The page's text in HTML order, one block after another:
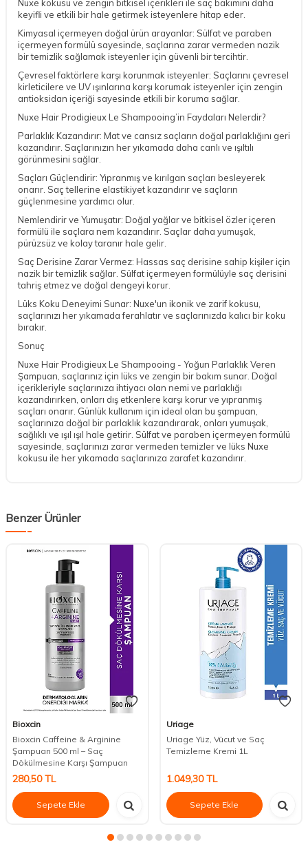
Nuxe kokusu ve zengin bitkisel içerikleri ile saç bakımını daha
keyifli ve etkili bir hale getirmek isteyenlere hitap eder.
Kimyasal içermeyen doğal ürün arayanlar: Sülfat ve paraben
içermeyen formülü sayesinde, saçlarına zarar vermeden nazik
bir temizlik sağlamak isteyenler için güvenli bir tercihtir.
Çevresel faktörlere karşı korunmak isteyenler: Saçlarını çevresel
kirleticilere ve UV ışınlarına karşı korumak isteyenler için zengin
antioksidan içeriği sayesinde etkili bir koruma sağlar.
Nuxe Hair Prodigieux Le Shampooing’in Faydaları Nelerdir?
Parlaklık Kazandırır: Mat ve cansız saçların doğal parlaklığını geri
kazandırır. Saçlarınızın her yıkamada daha canlı ve ışıltılı
görünmesini sağlar.
Saçları Güçlendirir: Yıpranmış ve kırılgan saçları besleyerek
onarır. Saç tellerine elastikiyet kazandırır ve saçların
güçlenmesine yardımcı olur.
Nemlendirir ve Yumuşatır: Doğal yağlar ve bitkisel özler içeren
formülü ile saçlara nem kazandırır. Saçlar daha yumuşak,
pürüzsüz ve kolay taranır hale gelir.
Saç Derisine Zarar Vermez: Hassas saç derisine sahip kişiler için
nazik bir temizlik sağlar. Sülfat içermeyen formülüyle saç derisini
tahriş etmez ve doğal dengeyi korur.
Lüks Koku Deneyimi Sunar: Nuxe'un ikonik ve zarif kokusu,
saçlarınızı her yıkamada ferahlatır ve saçlarınızda kalıcı bir koku
bırakır.
Sonuç
Nuxe Hair Prodigieux Le Shampooing - Yoğun Parlaklık Veren
Şampuan, saçlarınız için lüks ve zengin bir bakım sunar. Doğal
içerikleriyle saçlarınıza ihtiyacı olan nemi ve parlaklığı
kazandırırken, onları dış etkenlere karşı korur ve yıpranmış
saçları onarır. Günlük kullanım için ideal olan bu şampuan,
saçlarınıza doğal bir parlaklık kazandırarak, onları yumuşak,
sağlıklı ve ışıl ışıl hale getirir. Sülfat ve paraben içermeyen formülü
sayesinde, saçlarınızı zarar vermeden temizler ve lüks Nuxe
kokusu ile her yıkamada saçlarınıza zarafet kazandırır.
Benzer Ürünler
Bioxcin
Bioxcin Caffeine & Arginine
Şampuan 500 ml – Saç
Dökülmesine Karşı Şampuan
280,50TL
Sepete Ekle
Uriage
Uriage Yüz, Vücut ve Saç
Temizleme Kremi 1L
1.049,30TL
Sepete Ekle